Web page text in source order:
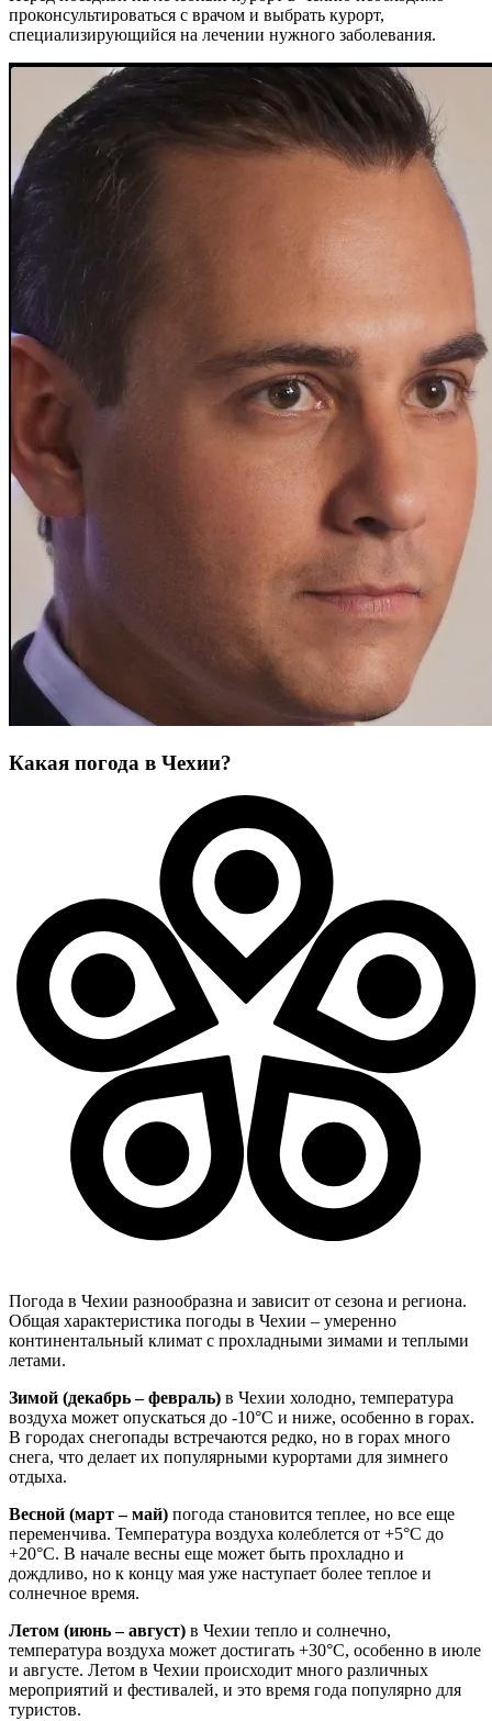
проконсультироваться с врачом и выбрать курорт,
специализирующийся на лечении нужного заболевания.
Какая погода в Чехии?
Погода в Чехии разнообразна и зависит от сезона и региона.
Общая характеристика погоды в Чехии – умеренно
континентальный климат с прохладными зимами и теплыми
летами.
Зимой (декабрь – февраль) в Чехии холодно, температура
воздуха может опускаться до -10°C и ниже, особенно в горах.
В городах снегопады встречаются редко, но в горах много
снега, что делает их популярными курортами для зимнего
отдыха.
Весной (март – май) погода становится теплее, но все еще
переменчива. Температура воздуха колеблется от +5°C до
+20°C. В начале весны еще может быть прохладно и
дождливо, но к концу мая уже наступает более теплое и
солнечное время.
Летом (июнь – август) в Чехии тепло и солнечно,
температура воздуха может достигать +30°C, особенно в июле
и августе. Летом в Чехии происходит много различных
мероприятий и фестивалей, и это время года популярно для
туристов.